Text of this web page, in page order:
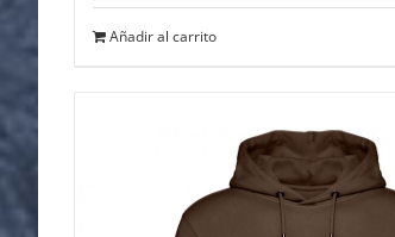
Añadir al carrito